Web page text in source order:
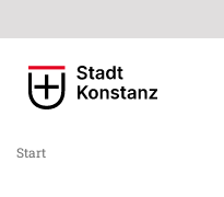
Start